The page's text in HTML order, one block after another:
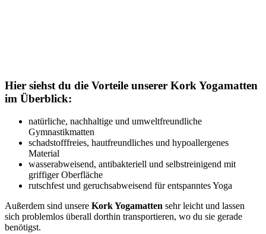
Hier siehst du die Vorteile unserer Kork Yogamatten
im Überblick:
natürliche, nachhaltige und umweltfreundliche
Gymnastikmatten
schadstofffreies, hautfreundliches und hypoallergenes
Material
wasserabweisend, antibakteriell und selbstreinigend mit
griffiger Oberfläche
rutschfest und geruchsabweisend für entspanntes Yoga
Außerdem sind unsere Kork Yogamatten sehr leicht und lassen
sich problemlos überall dorthin transportieren, wo du sie gerade
benötigst.